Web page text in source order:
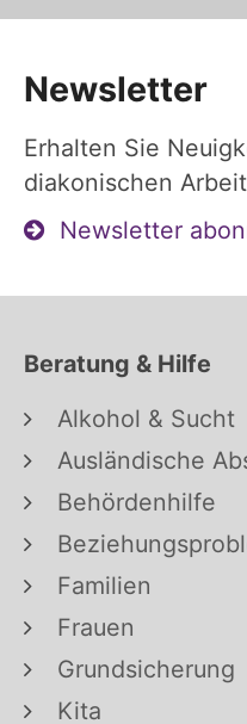
Newsletter
Erhalten Sie
diakonischen
Newsletter
Beratung & Hilfe
Alkohol & Sucht
Ausländische
Behördenhilfe
Familien
Frauen
Grundsicherung
Kita